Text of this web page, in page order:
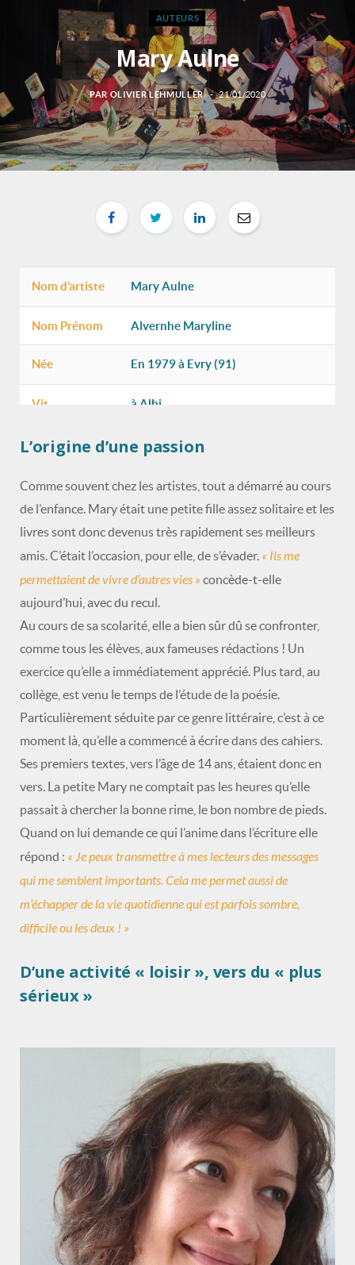
AUTEURS
Mary Aulne
PAR OLIVIER LEHMULLER 21/01/2020
Nom d’artiste Mary Aulne
Nom Prénom Alvernhe Maryline
Née En 1979 à Evry (91)
Vit à Albi
Genre Littérature jeunesse
Site web http://maryaulne.blogspot.com/
L’origine d’une passion
Comme souvent chez les artistes, tout a démarré au cours
de l’enfance. Mary était une petite fille assez solitaire et les
livres sont donc devenus très rapidement ses meilleurs
amis. C’était l’occasion, pour elle, de s’évader. « Ils me
permettaient de vivre d’autres vies » concède-t-elle
aujourd’hui, avec du recul.
Au cours de sa scolarité, elle a bien sûr dû se confronter,
comme tous les élèves, aux fameuses rédactions ! Un
exercice qu’elle a immédiatement apprécié. Plus tard, au
collège, est venu le temps de l’étude de la poésie.
Particulièrement séduite par ce genre littéraire, c’est à ce
moment là, qu’elle a commencé à écrire dans des cahiers.
Ses premiers textes, vers l’âge de 14 ans, étaient donc en
vers. La petite Mary ne comptait pas les heures qu’elle
passait à chercher la bonne rime, le bon nombre de pieds.
Quand on lui demande ce qui l’anime dans l’écriture elle
répond : « Je peux transmettre à mes lecteurs des messages
qui me semblent importants. Cela me permet aussi de
m’échapper de la vie quotidienne qui est parfois sombre,
difficile ou les deux ! »
D’une activité « loisir », vers du « plus
sérieux »